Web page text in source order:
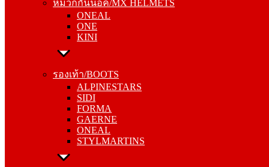
หมวกกันน็อค/MX HELMETS
ONEAL
ONE
KINI
รองเท้า/BOOTS
ALPINESTARS
SIDI
FORMA
GAERNE
ONEAL
STYLMARTINS
ONE
KINI
รองเท้า/BOOTS
SIDI
FORMA
GAERNE
ONEAL
STYLMARTINS
ชุด/JERSEY&PANTS